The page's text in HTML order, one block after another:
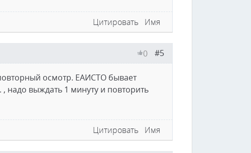
Цитировать Имя
#5
0
осмотр. ЕАИСТО бывает
надо выждать 1 минуту и повторить
Цитировать Имя